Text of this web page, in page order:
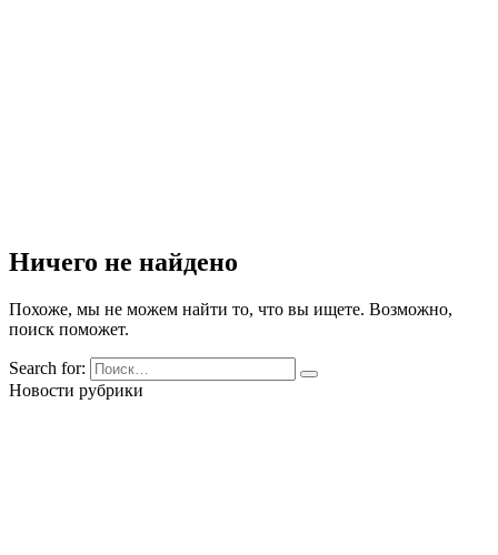
Ничего не найдено
Похоже, мы не можем найти то, что вы ищете. Возможно,
поиск поможет.
Search for:
Новости рубрики